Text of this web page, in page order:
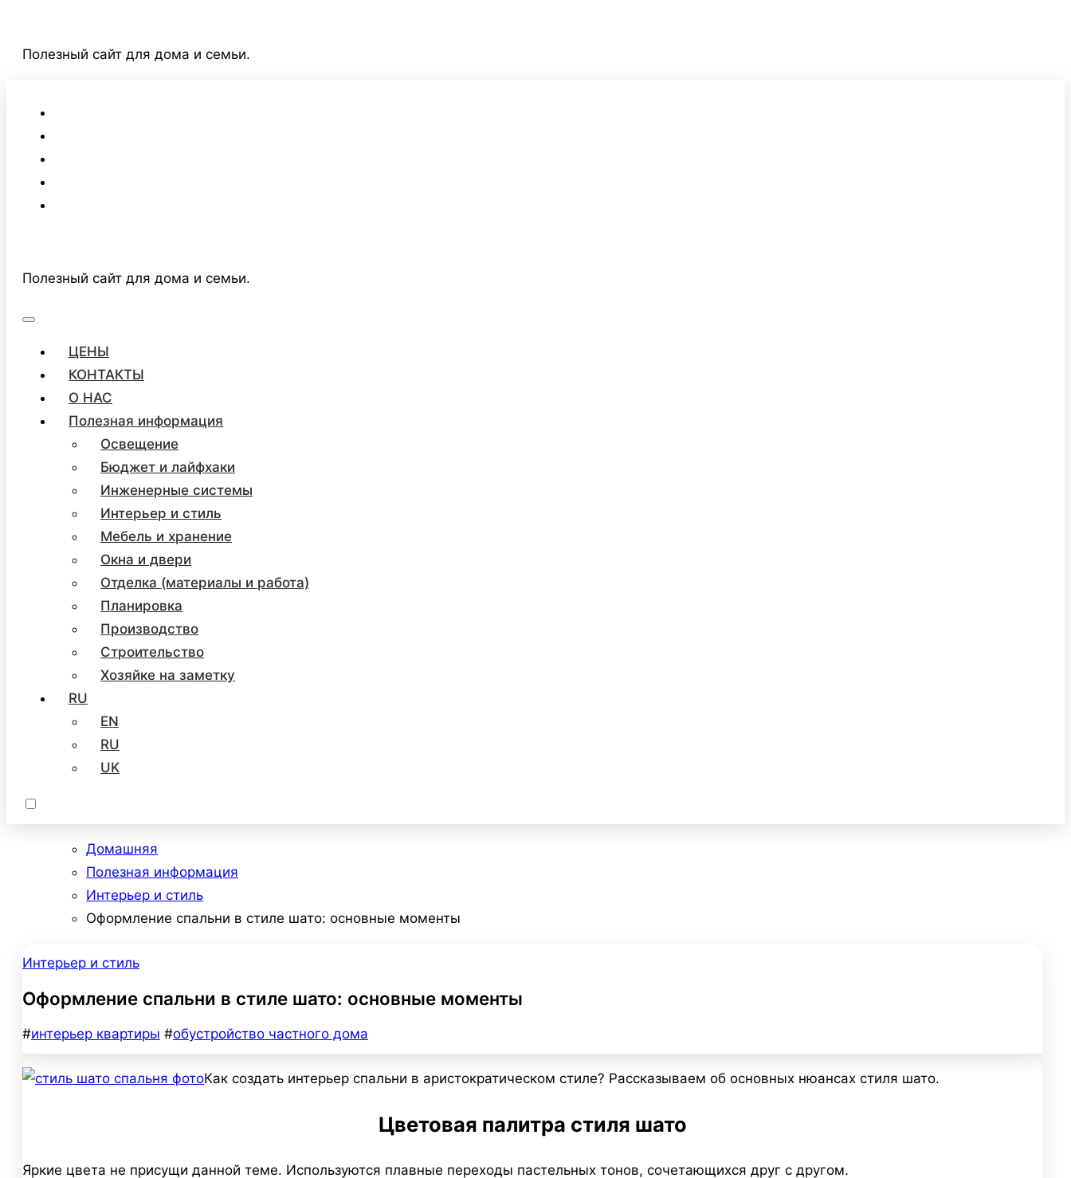
содержимому
Полезный сайт для дома и семьи.
Полезный сайт для дома и семьи.
ЦЕНЫ
КОНТАКТЫ
О НАС
Полезная информация
Освещение
Бюджет и лайфхаки
Инженерные системы
Интерьер и стиль
Мебель и хранение
Окна и двери
Отделка (материалы и работа)
Планировка
Производство
Строительство
Хозяйке на заметку
RU
EN
RU
UK
Домашняя
Полезная информация
Интерьер и стиль
Оформление спальни в стиле шато: основные моменты
Интерьер и стиль
Оформление спальни в стиле шато: основные моменты
#интерьер квартиры #обустройство частного дома
Как создать интерьер спальни в аристократическом стиле? Рассказываем об основных нюансах стиля шато.
Цветовая палитра стиля шато
Яркие цвета не присущи данной теме. Используются плавные переходы пастельных тонов, сочетающихся друг с другом.